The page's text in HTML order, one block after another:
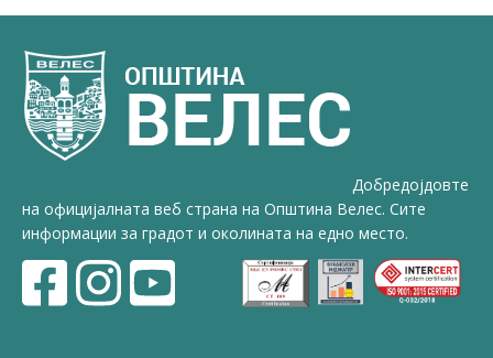
Добредојдовте
на официјалната веб страна на Општина Велес. Сите
информации за градот и околината на едно место.